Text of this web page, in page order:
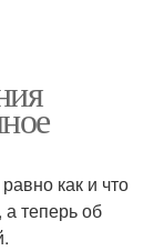
как и что
а теперь об